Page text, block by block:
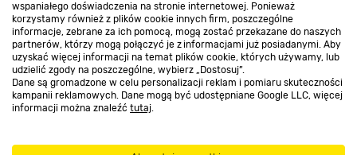
wspaniałego doświadczenia na stronie internetowej. Ponieważ
korzystamy również z plików cookie innych firm, poszczególne
informacje, zebrane za ich pomocą, mogą zostać przekazane do naszych
partnerów, którzy mogą połączyć je z informacjami już posiadanymi. Aby
uzyskać więcej informacji na temat plików cookie, których używamy, lub
udzielić zgody na poszczególne, wybierz „Dostosuj”.
Dane są gromadzone w celu personalizacji reklam i pomiaru skuteczności
kampanii reklamowych. Dane mogą być udostępniane Google LLC, więcej
informacji można znaleźć tutaj.
Strefa biznesu
Dołącz do nas